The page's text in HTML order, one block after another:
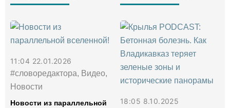
11:04 22.01.2026
#словоредактора, Видео,
Новости
Новости из параллельной
18:05 8.10.2025